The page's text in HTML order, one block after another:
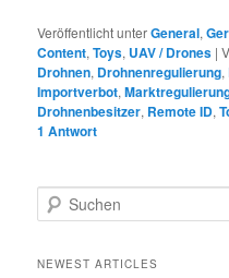
Veröffentlicht unterGeneral,
Content,Toys, UAV / Drones |
Drohnen, Drohnenregulierung,
Importverbot,
Drohnenbesitzer, Remote ID,
1 Antwort
u
h
NEWEST ARTICLES